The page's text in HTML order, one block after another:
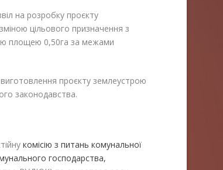
на розробку проєкту
цільового призначення з
площею 0,50га за межами
проєкту землеустрою
законодавства.
комісію з питань комунальної
господарства,